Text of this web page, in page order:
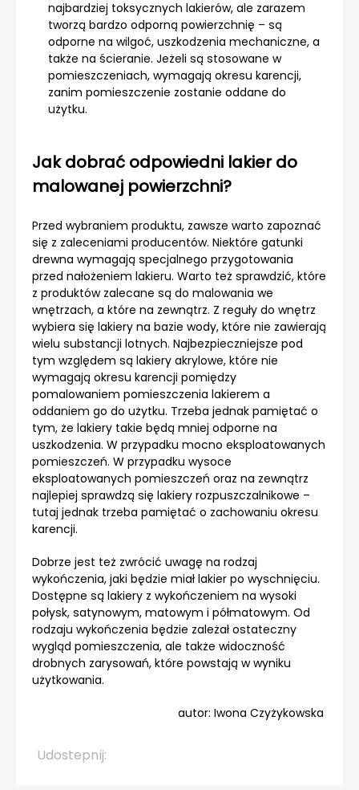
najbardziej toksycznych lakierów, ale zarazem
tworzą bardzo odporną powierzchnię – są
odporne na wilgoć, uszkodzenia mechaniczne, a
także na ścieranie. Jeżeli są stosowane w
pomieszczeniach, wymagają okresu karencji,
zanim pomieszczenie zostanie oddane do
użytku.
Jak dobrać odpowiedni lakier do
malowanej powierzchni?
Przed wybraniem produktu, zawsze warto zapoznać
się z zaleceniami producentów. Niektóre gatunki
drewna wymagają specjalnego przygotowania
przed nałożeniem lakieru. Warto też sprawdzić, które
z produktów zalecane są do malowania we
wnętrzach, a które na zewnątrz. Z reguły do wnętrz
wybiera się lakiery na bazie wody, które nie zawierają
wielu substancji lotnych. Najbezpieczniejsze pod
tym względem są lakiery akrylowe, które nie
wymagają okresu karencji pomiędzy
pomalowaniem pomieszczenia lakierem a
oddaniem go do użytku. Trzeba jednak pamiętać o
tym, że lakiery takie będą mniej odporne na
uszkodzenia. W przypadku mocno eksploatowanych
pomieszczeń. W przypadku wysoce
eksploatowanych pomieszczeń oraz na zewnątrz
najlepiej sprawdzą się lakiery rozpuszczalnikowe –
tutaj jednak trzeba pamiętać o zachowaniu okresu
karencji.
Dobrze jest też zwrócić uwagę na rodzaj
wykończenia, jaki będzie miał lakier po wyschnięciu.
Dostępne są lakiery z wykończeniem na wysoki
połysk, satynowym, matowym i półmatowym. Od
rodzaju wykończenia będzie zależał ostateczny
wygląd pomieszczenia, ale także widoczność
drobnych zarysowań, które powstają w wyniku
użytkowania.
autor: Iwona Czyżykowska
Udostepnij: